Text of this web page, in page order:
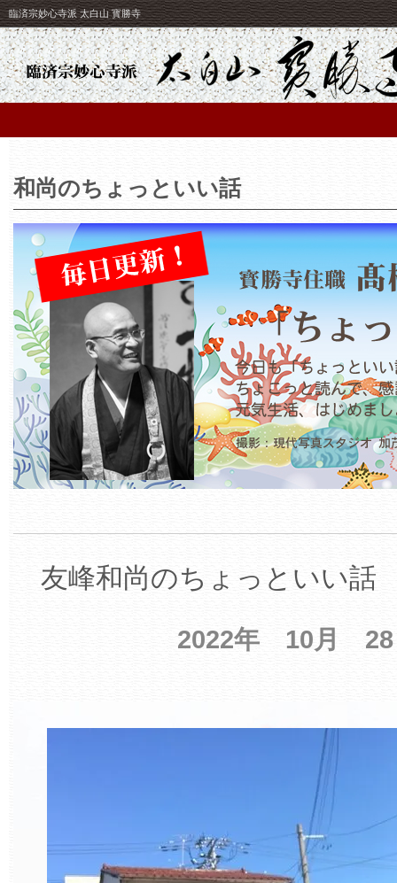
臨済宗妙心寺派 太白山 寳勝寺
和尚のちょっといい話
友峰和尚のちょっといい話
2022年 10月